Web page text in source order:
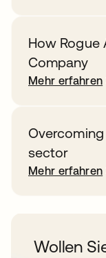
How Rogue
Company
Mehr erfahren
sector
Mehr erfahren
Wollen